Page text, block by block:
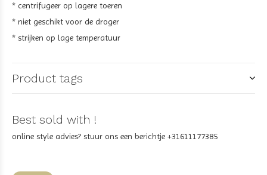
* centrifugeer op lagere toeren
* niet geschikt voor de droger
* strijken op lage temperatuur
Product tags
Best sold with !
online style advies? stuur ons een berichtje +31611177385